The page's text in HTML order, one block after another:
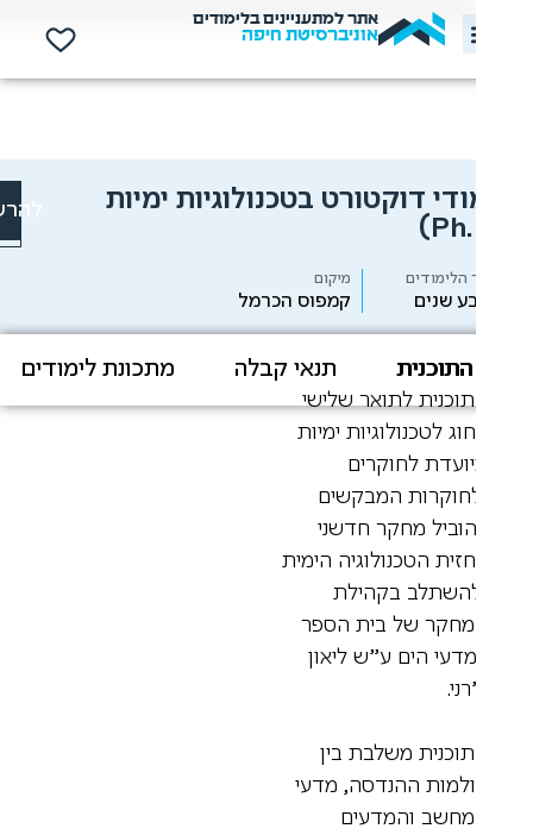
אתר למתעניינים בלימודים
אוניברסיטת חיפה
דוקטורט בטכנולוגיות ימיות להרשמה
הלימודים
שנים
מיקום
קמפוס הכרמל
תנאי קבלה מתכונת לימודים
לתואר שלישי
לטכנולוגיות ימיות
לחוקרים
המבקשים
מחקר חדשני
הטכנולוגיה הימית
בקהילת
של בית הספר
הים ע”ש ליאון
משלבת בין
ההנדסה, מדעי
והמדעים